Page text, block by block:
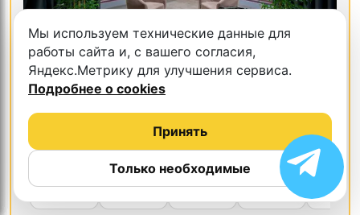
ХайФай
г. Москва, ул. Шереметьевская ул., 85с3, офис
405
Бутырская
чт, 23 июля
21:00
чт, 23
9:00
Мы используем технические данные для
работы сайта и, с вашего согласия,
Яндекс.Метрику для улучшения сервиса.
Подробнее о cookies
Только необходимые
Принять